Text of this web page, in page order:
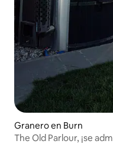
Granero en Burn
The Old Parlour, ¡se